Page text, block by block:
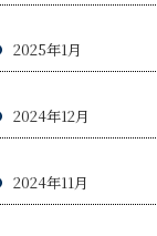
2025年1月
2024年12月
2024年11月